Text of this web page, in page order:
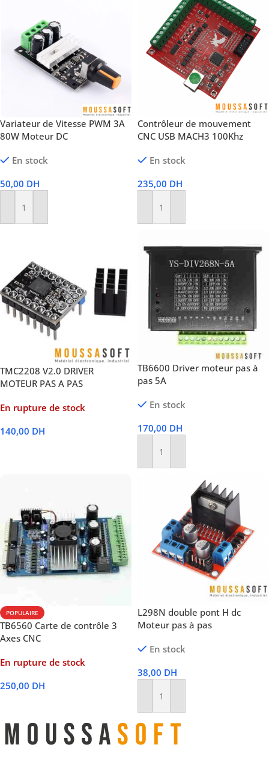
Variateur de Vitesse PWM 3A
80W Moteur DC
En stock
50,00 DH
Ajouter Au Panier
Contrôleur de mouvement
CNC USB MACH3 100Khz
En stock
235,00 DH
Ajouter Au Panier
TMC2208 V2.0 DRIVER
MOTEUR PAS A PAS
En rupture de stock
140,00 DH
TB6600 Driver moteur pas à
pas 5A
En stock
170,00 DH
Ajouter Au Panier
POPULAIRE
TB6560 Carte de contrôle 3
Axes CNC
En rupture de stock
250,00 DH
L298N double pont H dc
Moteur pas à pas
En stock
38,00 DH
Ajouter Au Panier